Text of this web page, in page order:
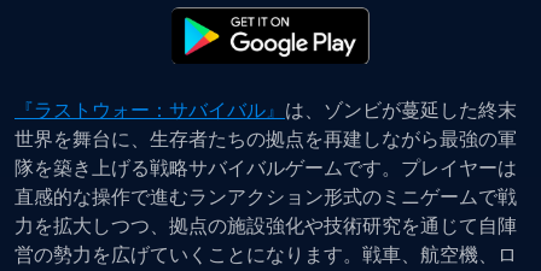
『ラストウォー：サバイバル』 は、ゾンビが蔓延した終末
世界を舞台に、生存者たちの拠点を再建しながら最強の軍
隊を築き上げる戦略サバイバルゲームです。プレイヤーは
直感的な操作で進むランアクション形式のミニゲームで戦
力を拡大しつつ、拠点の施設強化や技術研究を通じて自陣
営の勢力を広げていくことになります。戦車、航空機、ロ